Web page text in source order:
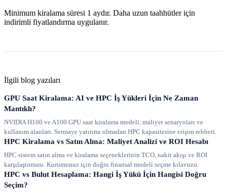
Minimum kiralama süresi 1 aydır. Daha uzun taahhütler için
indirimli fiyatlandırma uygulanır.
İlgili blog yazıları
GPU Saat Kiralama: AI ve HPC İş Yükleri İçin Ne Zaman
Mantıklı?
NVIDIA H100 ve A100 GPU saat kiralama modeli, maliyet senaryoları ve
kullanım alanları. Sermaye yatırımı olmadan HPC kapasitesine erişim rehberi.
HPC Kiralama vs Satın Alma: Maliyet Analizi ve ROI Hesabı
HPC sistem satın alma ve kiralama seçeneklerinin TCO, nakit akışı ve ROI
karşılaştırması. Kurumunuz için doğru finansal modeli seçme kılavuzu.
HPC vs Bulut Hesaplama: Hangi İş Yükü İçin Hangisi Doğru
Seçim?